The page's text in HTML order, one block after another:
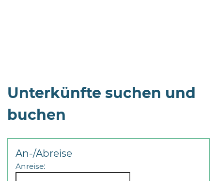
Unterkünfte suchen und
buchen
An-/Abreise
Anreise: